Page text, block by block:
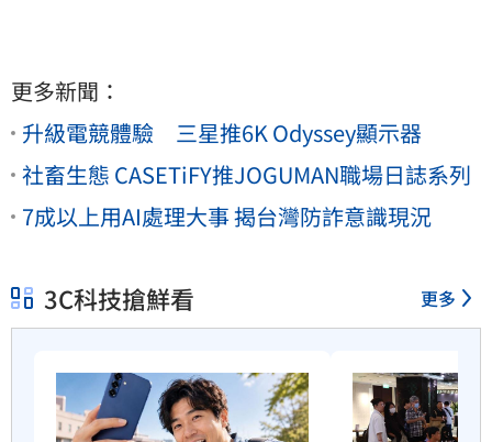
更多新聞：
升級電競體驗 三星推6K Odyssey顯示器
社畜生態 CASETiFY推JOGUMAN職場日誌系列
7成以上用AI處理大事 揭台灣防詐意識現況
3C科技搶鮮看 更多